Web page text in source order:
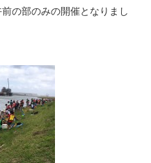
の部のみの開催となりまし